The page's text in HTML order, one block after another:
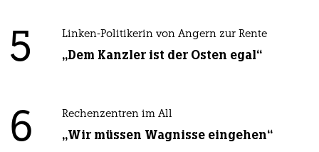
5 Linken-Politikerin von Angern zur Rente
„Dem Kanzler ist der Osten egal“
6 Rechenzentren im All
„Wir müssen Wagnisse eingehen“